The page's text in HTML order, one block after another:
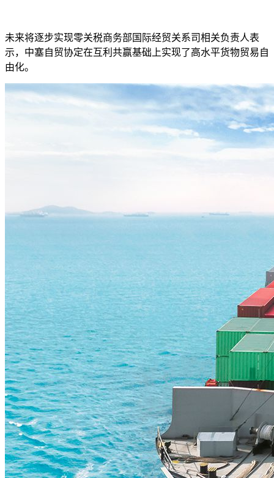
未来将逐步实现零关税商务部国际经贸关系司相关负责人表
示，中塞自贸协定在互利共赢基础上实现了高水平货物贸易自
由化。